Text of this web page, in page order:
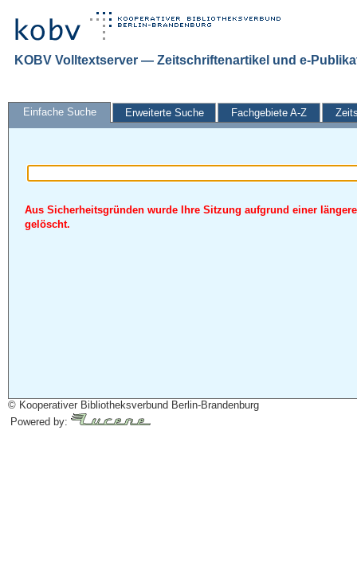
KOBV Volltextserver — Zeitschriftenartikel und e-
Einfache Suche Erweiterte Suche Fachgebiete A-Z
Aus Sicherheitsgründen wurde Ihre Sitzung aufgrund einer
gelöscht.
© Kooperativer Bibliotheksverbund Berlin-Brandenburg
Powered by: